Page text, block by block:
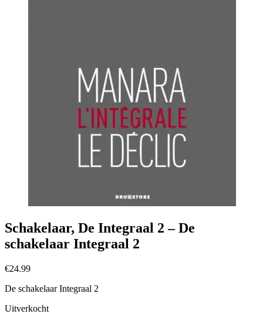
Schakelaar, De Integraal 2 – De
schakelaar Integraal 2
€24.99
De schakelaar Integraal 2
Uitverkocht